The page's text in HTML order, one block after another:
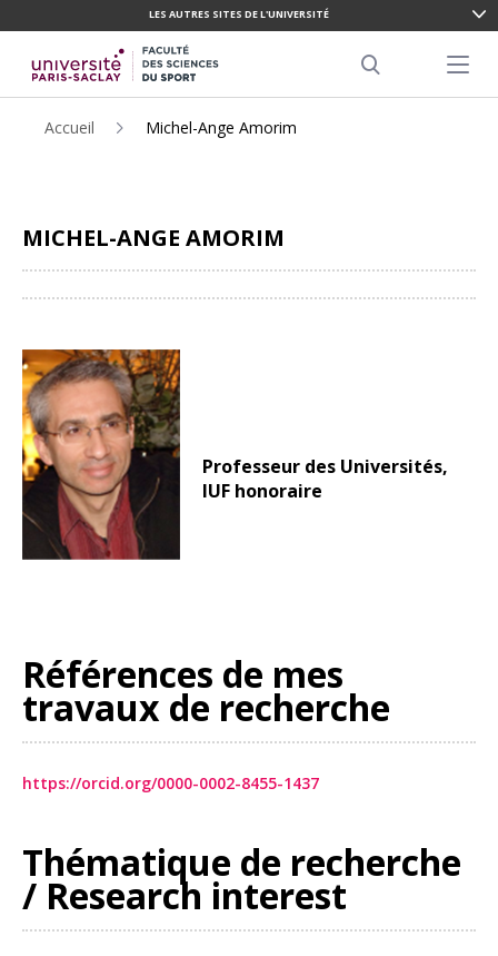
CONTENU
PRINCIPAL
LES AUTRES SITES DE L'UNIVERSITÉ
Menu
Accueil Michel-Ange Amorim
MICHEL-ANGE AMORIM
Professeur des Universités,
IUF honoraire
Références de mes
travaux de recherche
https://orcid.org/0000-0002-8455-1437
Thématique de recherche
/ Research interest